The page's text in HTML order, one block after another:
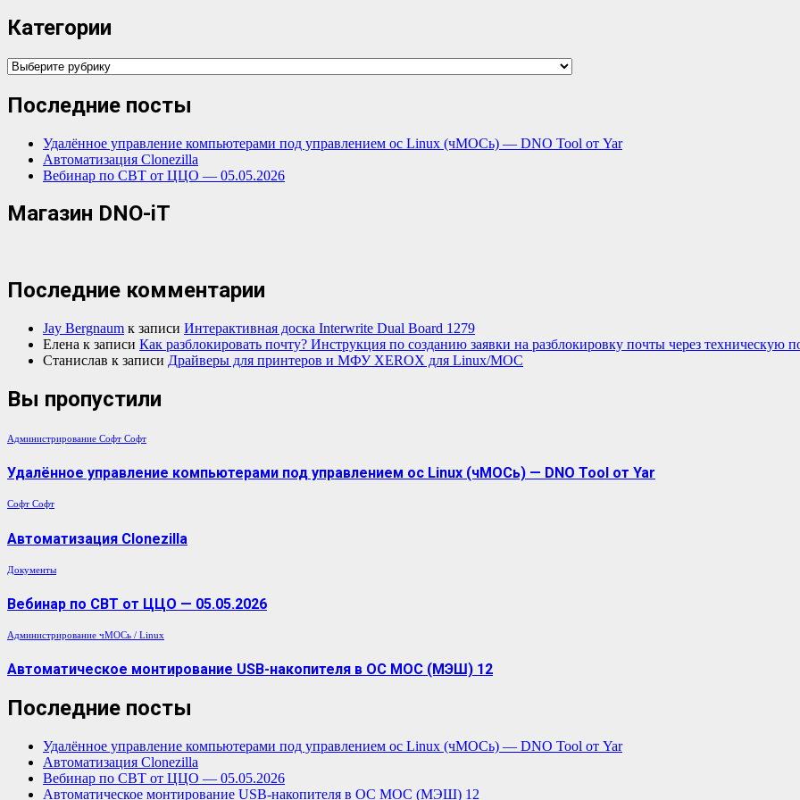
Категории
Категории
Последние посты
Удалённое управление компьютерами под управлением ос Linux (чМОСь) — DNO Tool от Yar
Автоматизация Clonezilla
Вебинар по СВТ от ЦЦО — 05.05.2026
Магазин DNO-iT
Последние комментарии
Jay Bergnaum к записи Интерактивная доска Interwrite Dual Board 1279
Елена к записи Как разблокировать почту? Инструкция по созданию заявки на разблокировку почты через техническую
Станислав к записи Драйверы для принтеров и МФУ XEROX для Linux/МОС
Вы пропустили
Администрирование Софт Софт
Удалённое управление компьютерами под управлением ос Linux (чМОСь) — DNO Tool от Yar
Софт Софт
Автоматизация Clonezilla
Документы
Вебинар по СВТ от ЦЦО — 05.05.2026
Администрирование чМОСь / Linux
Автоматическое монтирование USB-накопителя в ОС МОС (МЭШ) 12
Последние посты
Удалённое управление компьютерами под управлением ос Linux (чМОСь) — DNO Tool от Yar
Автоматизация Clonezilla
Вебинар по СВТ от ЦЦО — 05.05.2026
Автоматическое монтирование USB-накопителя в ОС МОС (МЭШ) 12